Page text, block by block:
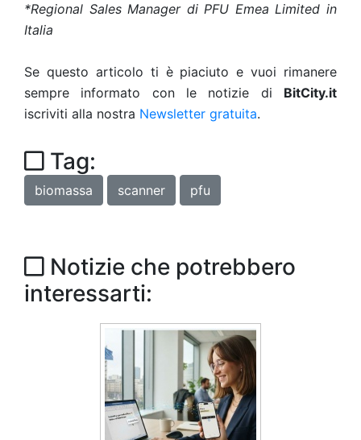
*Regional Sales Manager di PFU Emea Limited in
Italia
Se questo articolo ti è piaciuto e vuoi rimanere
sempre informato con le notizie di BitCity.it
iscriviti alla nostra Newsletter gratuita.
Tag:
biomassa scanner pfu
Notizie che potrebbero
interessarti: